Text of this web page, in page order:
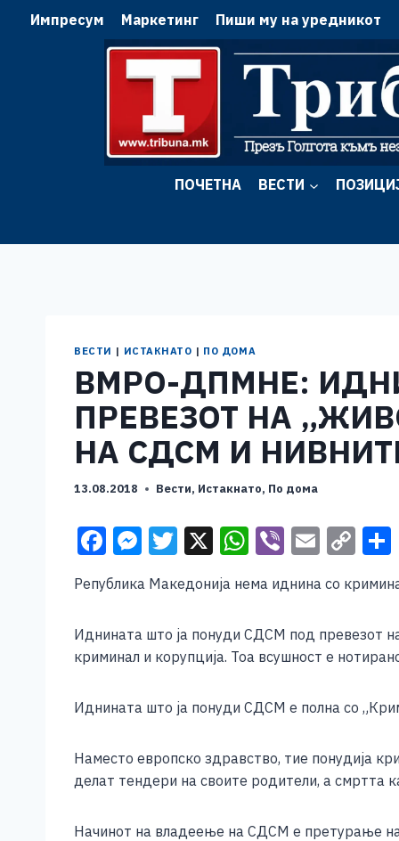
Импресум Маркетинг Пиши му на уредникот
ПОЧЕТНА ВЕСТИ
ВЕСТИ | ИСТАКНАТО | ПО ДОМА
ВМРО-ДПМНЕ:
ПРЕВЕЗОТ НА
НА СДСМ И
13.08.2018 Вести, Истакнато, По дома
F
a
c
e
b
o
M
e
ss
e
n
er
T
tt
er
X W
at
s
A
p
Vi
er
E
ai
l
C
p
y
Li
k
Република Македонија нема иднина со
Иднината што ја понуди СДСМ под превезот
криминал и корупција. Тоа всушност е
Иднината што ја понуди СДСМ е полна со
Наместо европско здравство, тие понудија
делат тендери на своите родители, а смртта
Начинот на владеење на СДСМ е претурање